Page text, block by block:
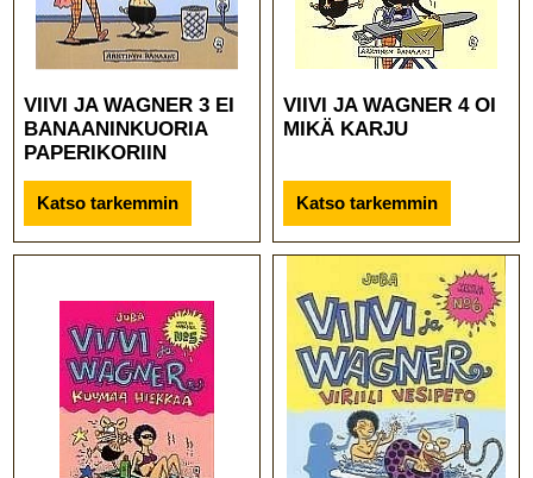
VIIVI JA WAGNER 3 EI
BANAANINKUORIA
PAPERIKORIIN
Katso tarkemmin
VIIVI JA WAGNER 4 OI
MIKÄ KARJU
Katso tarkemmin